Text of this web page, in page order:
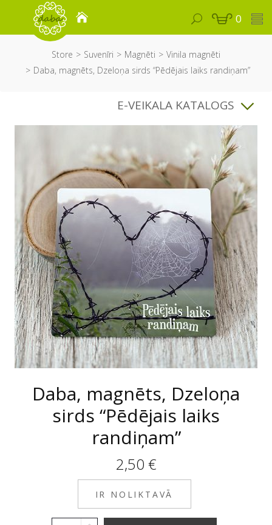
0
Store Suvenīri Magnēti
Vinila magnēti
Daba, magnēts, Dzeloņa sirds “Pēdējais laiks randiņam”
E-VEIKALA KATALOGS
Daba, magnēts, Dzeloņa
sirds “Pēdējais laiks
randiņam”
2,50 €
IR NOLIKTAVĀ